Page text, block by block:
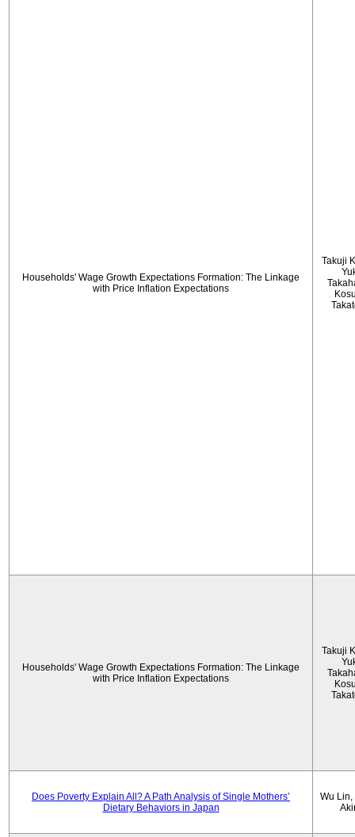
Households' Wage Growth Expectations Formation: The Linkage
with Price Inflation Expectations
Takuji
Households' Wage Growth Expectations Formation: The Linkage
with Price Inflation Expectations
Takuji
Does Poverty Explain All? A Path Analysis of Single Mothers’
Dietary Behaviors in Japan
Wu Lin,